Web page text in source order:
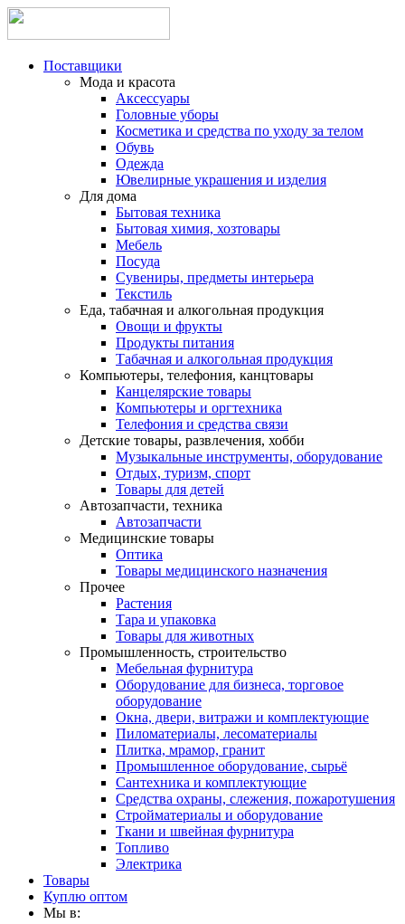
Поставщики
Мода и красота
Аксессуары
Головные уборы
Косметика и средства по уходу за телом
Обувь
Одежда
Ювелирные украшения и изделия
Для дома
Бытовая техника
Бытовая химия, хозтовары
Мебель
Посуда
Сувениры, предметы интерьера
Текстиль
Еда, табачная и алкогольная продукция
Овощи и фрукты
Продукты питания
Табачная и алкогольная продукция
Компьютеры, телефония, канцтовары
Канцелярские товары
Компьютеры и оргтехника
Телефония и средства связи
Детские товары, развлечения, хобби
Музыкальные инструменты, оборудование
Отдых, туризм, спорт
Товары для детей
Автозапчасти, техника
Автозапчасти
Медицинские товары
Оптика
Товары медицинского назначения
Прочее
Растения
Тара и упаковка
Товары для животных
Промышленность, строительство
Мебельная фурнитура
Оборудование для бизнеса, торговое
оборудование
Окна, двери, витражи и комплектующие
Пиломатериалы, лесоматериалы
Плитка, мрамор, гранит
Промышленное оборудование, сырьё
Сантехника и комплектующие
Средства охраны, слежения, пожаротушения
Стройматериалы и оборудование
Ткани и швейная фурнитура
Топливо
Электрика
Товары
Куплю оптом
Мы в: